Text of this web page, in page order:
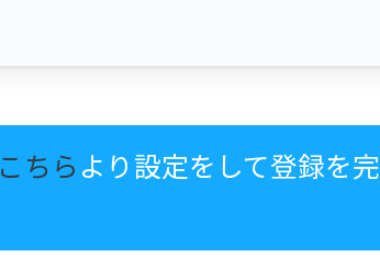
こちら より設定をして登録を